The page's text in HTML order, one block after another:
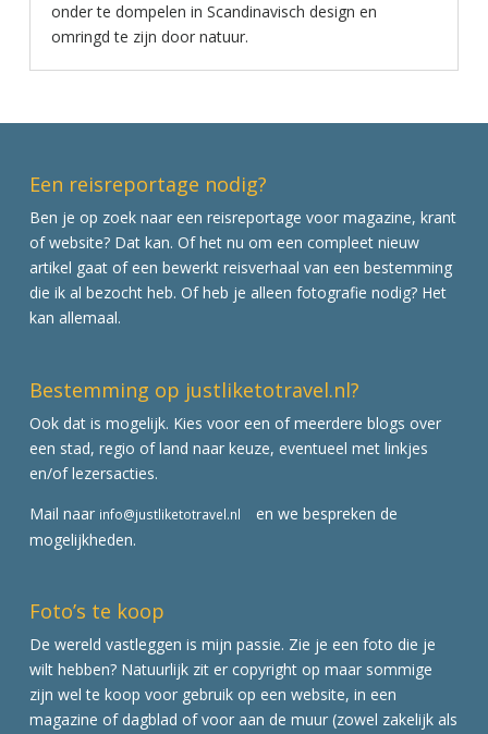
onder te dompelen in Scandinavisch design en
omringd te zijn door natuur.
Een reisreportage nodig?
Ben je op zoek naar een reisreportage voor magazine, krant
of website? Dat kan. Of het nu om een compleet nieuw
artikel gaat of een bewerkt reisverhaal van een bestemming
die ik al bezocht heb. Of heb je alleen fotografie nodig? Het
kan allemaal.
Bestemming op justliketotravel.nl?
Ook dat is mogelijk. Kies voor een of meerdere blogs over
een stad, regio of land naar keuze, eventueel met linkjes
en/of lezersacties.
Mail naar info@justliketotravel.nl
en we bespreken de
mogelijkheden.
Foto’s te koop
De wereld vastleggen is mijn passie. Zie je een foto die je
wilt hebben? Natuurlijk zit er copyright op maar sommige
zijn wel te koop voor gebruik op een website, in een
magazine of dagblad of voor aan de muur (zowel zakelijk als